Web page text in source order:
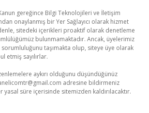
Kanun gereğince Bilgi Teknolojileri ve İletişim
onaylanmış bir Yer Sağlayıcı olarak hizmet
sitedeki içerikleri proaktif olarak denetleme
bulunmamaktadır. Ancak, üyelerimiz
sorumluluğunu taşımakta olup, siteye üye olarak
etmiş sayılırlar.
aykırı olduğunu düşündüğünüz
adresine bildirmeniz
yasal süre içerisinde sitemizden kaldırılacaktır.